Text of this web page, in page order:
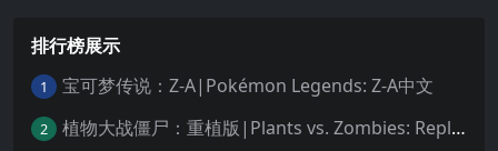
排行榜展示
1 宝可梦传说：Z-A|Pokémon Legends: Z-A中文
2 植物大战僵尸：重植版|Plants vs. Zombies: Replanted中文